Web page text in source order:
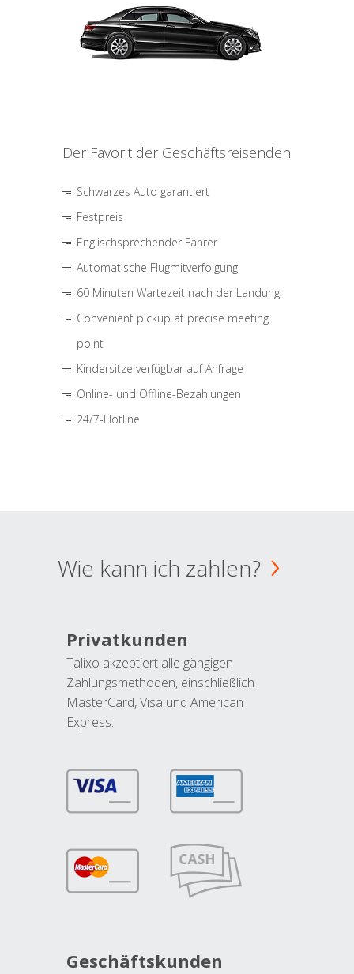
Der Favorit der Geschäftsreisenden
Schwarzes Auto garantiert
Festpreis
Englischsprechender Fahrer
Automatische Flugmitverfolgung
60 Minuten Wartezeit nach der Landung
Convenient pickup at precise meeting
point
Kindersitze verfügbar auf Anfrage
Online- und Offline-Bezahlungen
24/7-Hotline
Wie kann ich zahlen?
Privatkunden
Talixo akzeptiert alle gängigen
Zahlungsmethoden, einschließlich
MasterCard, Visa und American
Express.
Geschäftskunden